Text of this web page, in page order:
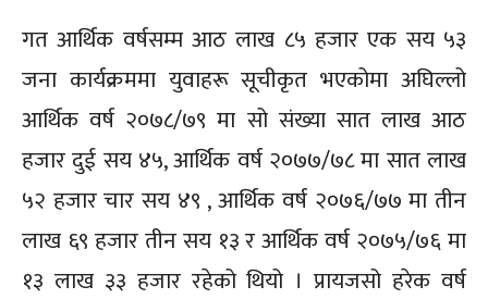
गत आर्थिक वर्षसम्म आठ लाख ८५ हजार एक सय ५३
जना कार्यक्रममा युवाहरू सूचीकृत भएकोमा अघिल्लो
आर्थिक वर्ष २०७८/७९ मा सो संख्या सात लाख आठ
हजार दुई सय ४५, आर्थिक वर्ष २०७७/७८ मा सात लाख
५२ हजार चार सय ४९ , आर्थिक वर्ष २०७६/७७ मा तीन
लाख ६९ हजार तीन सय १३ र आर्थिक वर्ष २०७५/७६ मा
१३ लाख ३३ हजार रहेको थियो । प्रायजसो हरेक वर्ष